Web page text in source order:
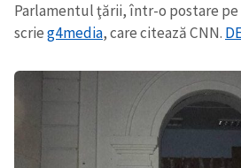
Parlamentul ţării, într-o postare pe
scrieg4media, care citează CNN.